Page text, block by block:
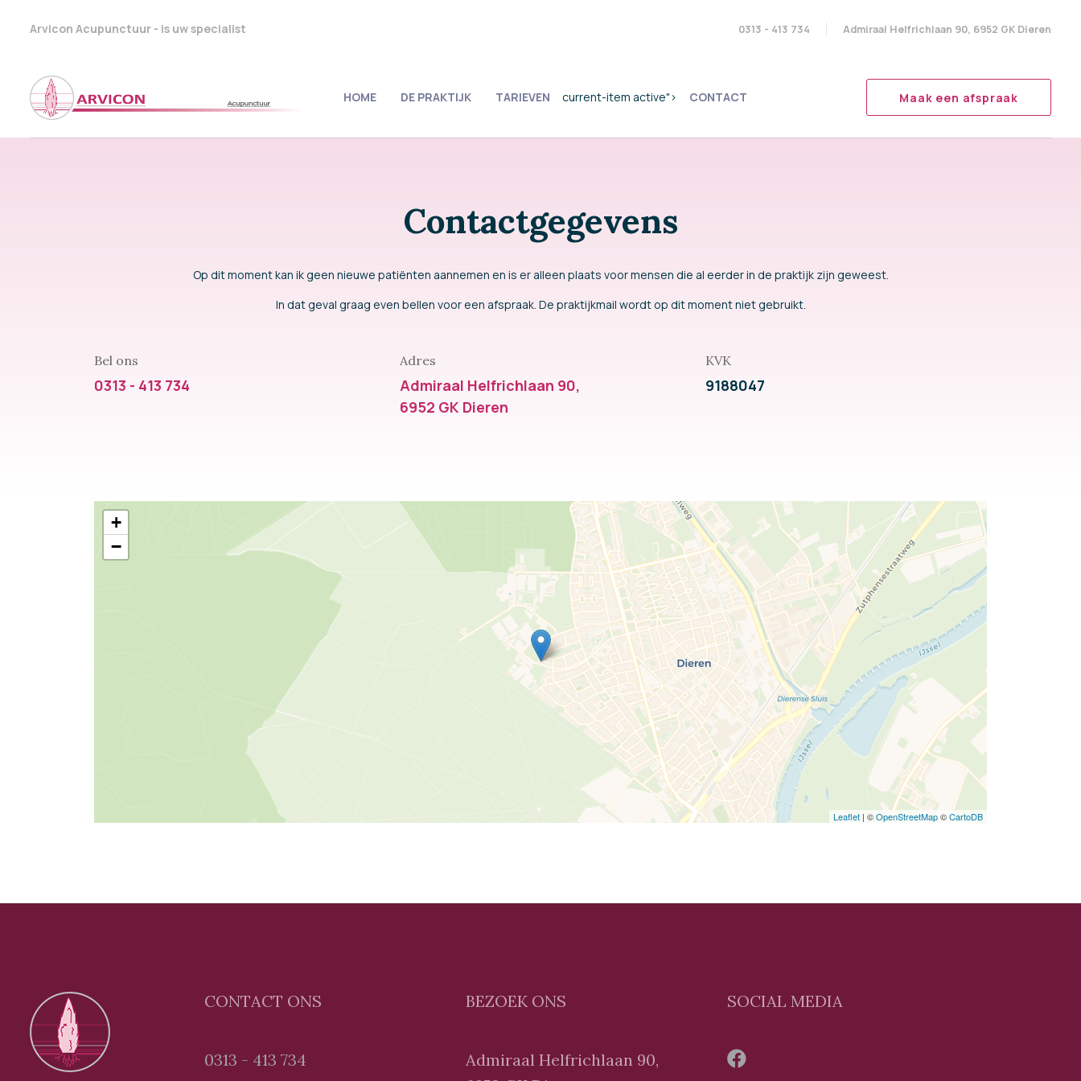
Arvicon Acupunctuur - is uw specialist 0313 - 413 734 Admiraal Helfrichlaan 90, 6952 GK Dieren
HOME DE PRAKTIJK TARIEVEN current-item active"> CONTACT Maak een afspraak
Contactgegevens
Op dit moment kan ik geen nieuwe patiënten aannemen en is er alleen plaats voor mensen die al eerder in de praktijk zijn geweest.
In dat geval graag even bellen voor een afspraak. De praktijkmail wordt op dit moment niet gebruikt.
Bel ons
0313 - 413 734
Adres
Admiraal Helfrichlaan 90,
6952 GK Dieren
KVK
9188047
+
−
Leaflet | ©OpenStreetMap©CartoDB
CONTACT ONS
0313 - 413 734
BEZOEK ONS
Admiraal Helfrichlaan 90,
SOCIAL MEDIA